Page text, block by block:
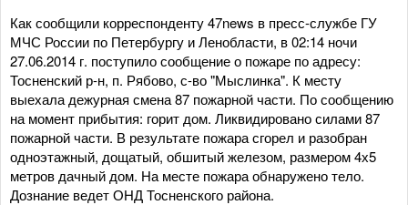
Как сообщили корреспонденту 47news в пресс-службе ГУ
МЧС России по Петербургу и Ленобласти, в 02:14 ночи
27.06.2014 г. поступило сообщение о пожаре по адресу:
Тосненский р-н, п. Рябово, с-во "Мыслинка". К месту
выехала дежурная смена 87 пожарной части. По сообщению
на момент прибытия: горит дом. Ликвидировано силами 87
пожарной части. В результате пожара сгорел и разобран
одноэтажный, дощатый, обшитый железом, размером 4х5
метров дачный дом. На месте пожара обнаружено тело.
Дознание ведет ОНД Тосненского района.